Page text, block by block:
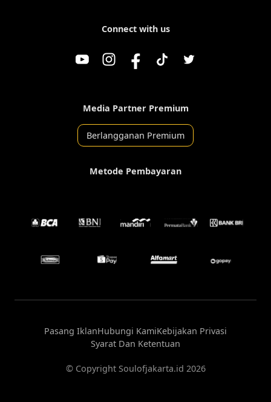
Connect with us
Media Partner Premium
Berlangganan Premium
Metode Pembayaran
© Copyright Soulofjakarta.id 2026
Pasang IklanHubungi KamiKebijakan Privasi
Syarat Dan Ketentuan